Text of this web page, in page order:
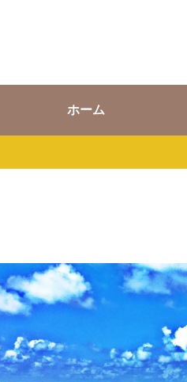
ホーム